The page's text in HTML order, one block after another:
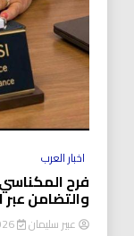
اخبار العرب
فرح
والتضامن عبر
عبير سليمان 2026-08-03